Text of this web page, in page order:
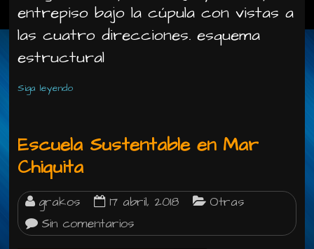
entrepiso bajo la cúpula con vistas a
las cuatro direcciones. esquema
estructural
Siga leyendo
Escuela Sustentable en Mar
Chiquita
grakos 17 abril, 2018
Otras
Sin comentarios